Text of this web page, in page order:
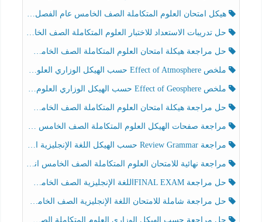
هيكل امتحان العلوم المتكاملة الصف الخامس عام الفصل الدراسي الثالث 2025-2026
حل تدريبات الاستعداد للاختبار العلوم المتكاملة الصف الخامس عام الفصل الثالث
حل مراجعة هيكلة امتحان العلوم المتكاملة الصف الخامس انسبير الفصل الثالث
ملخص Effect of Atmosphere حسب الهيكل الوزاري العلوم المتكاملة الصف الخامس انسبير الفصل الثالث
ملخص Effect of Geosphere حسب الهيكل الوزاري العلوم المتكاملة الصف الخامس انسبير الفصل الثالث
حل مراجعة هيكلة امتحان العلوم المتكاملة الصف الخامس عام الفصل الثالث
مراجعة صفحات الهيكل العلوم المتكاملة الصف الخامس انسبير الفصل الثالث
مراجعة Review Grammar حسب الهيكل اللغة الإنجليزية الصف الخامس الفصل الثالث
مراجعة نهائية للامتحان العلوم المتكاملة الصف الخامس انسبير الفصل الثالث
حل مراجعة FINAL EXAMاللغة الإنجليزية الصف الخامس الفصل الثالث
حل مراجعة شاملة للامتحان اللغة الإنجليزية الصف الخامس الفصل الثالث
حل مراجعة حسب الهيكل الوزاري العلوم المتكاملة الصف الخامس عام الفصل الثالث